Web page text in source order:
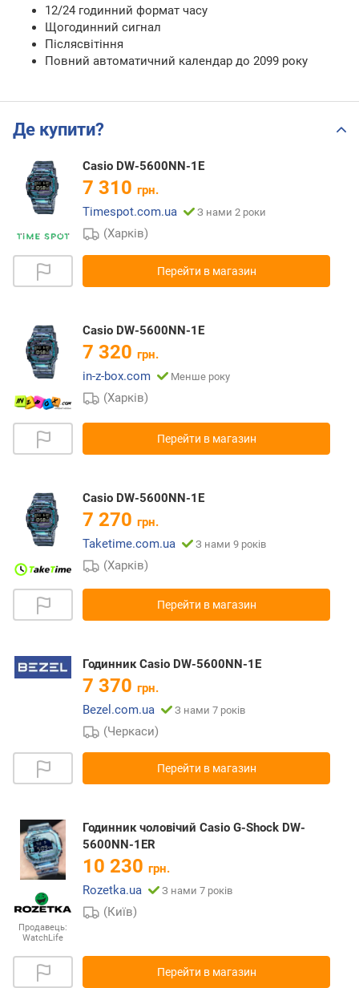
12/24 годинний формат часу
Щогодинний сигнал
Післясвітіння
Повний автоматичний календар до 2099 року
Де купити?
Casio DW-5600NN-1E
7 310 грн.
Timespot.com.ua
З нами 2 роки
(Харків)
Перейти в магазин
Casio DW-5600NN-1E
7 320 грн.
in-z-box.com
Менше року
(Харків)
Перейти в магазин
Casio DW-5600NN-1E
7 270 грн.
Taketime.com.ua
З нами 9 років
(Харків)
Перейти в магазин
Годинник Casio DW-5600NN-1E
7 370 грн.
Bezel.com.ua
З нами 7 років
(Черкаси)
Перейти в магазин
Продавець:
WatchLife
Годинник чоловічий Casio G-Shock DW-
5600NN-1ER
10 230 грн.
Rozetka.ua
З нами 7 років
(Київ)
Перейти в магазин